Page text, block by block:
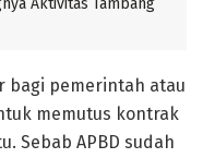
bagi pemerintah atau
memutus kontrak
Sebab APBD sudah